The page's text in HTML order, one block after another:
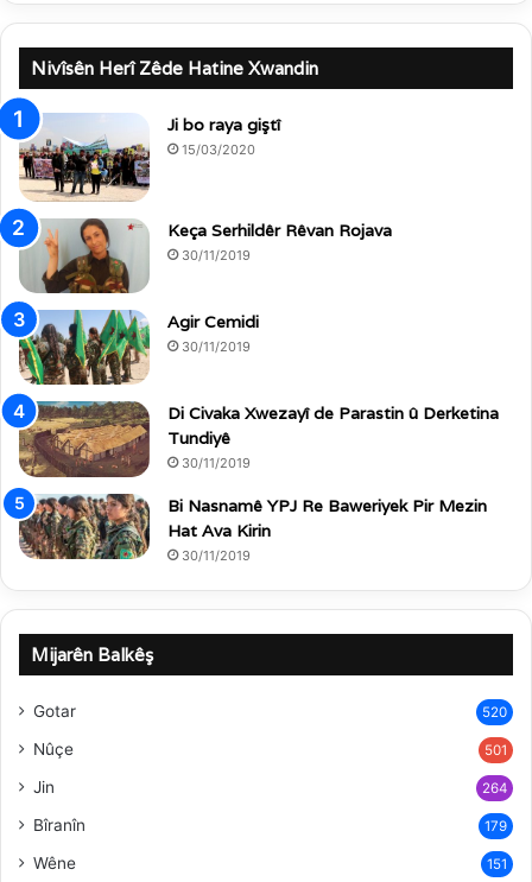
Nivîsên Herî Zêde Hatine Xwandin
Ji bo raya giştî
15/03/2020
Keça Serhildêr Rêvan Rojava
30/11/2019
Agir Cemidi
30/11/2019
Di Civaka Xwezayî de Parastin û Derketina
Tundiyê
30/11/2019
Bi Nasnamê YPJ Re Baweriyek Pir Mezin
Hat Ava Kirin
30/11/2019
Mijarên Balkêş
Gotar 520
Nûçe 501
Jin 264
Bîranîn 179
Wêne 151